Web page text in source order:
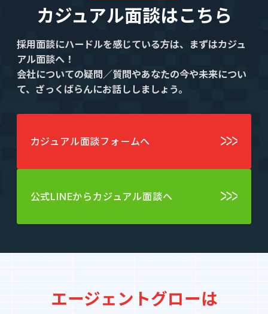
カジュアル面談はこちら
採用面談にハードルを感じている方は、まずはカジュ
アル面談へ！
会社についての疑問／質問やあなたの今や未来につい
て、ざっくばらんにお話ししましょう。
カジュアル面談フォームへ
公式LINEからカジュアル面談へ
エージェントグローは